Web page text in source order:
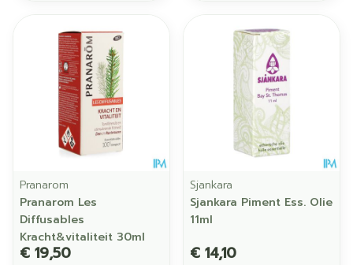
Pranarom
Pranarom Les
Diffusables
Kracht&vitaliteit 30ml
€ 19,50
Sjankara
Sjankara Piment Ess. Olie
11ml
€ 14,10